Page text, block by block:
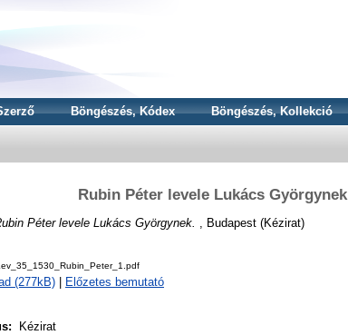
Böngészés, Kódex Böngészés, Kollekció
Rubin Péter levele Lukács Györgynek
Péter levele Lukács Györgynek. , Budapest (Kézirat)
(277kB) Előzetes bemutató
Kézirat